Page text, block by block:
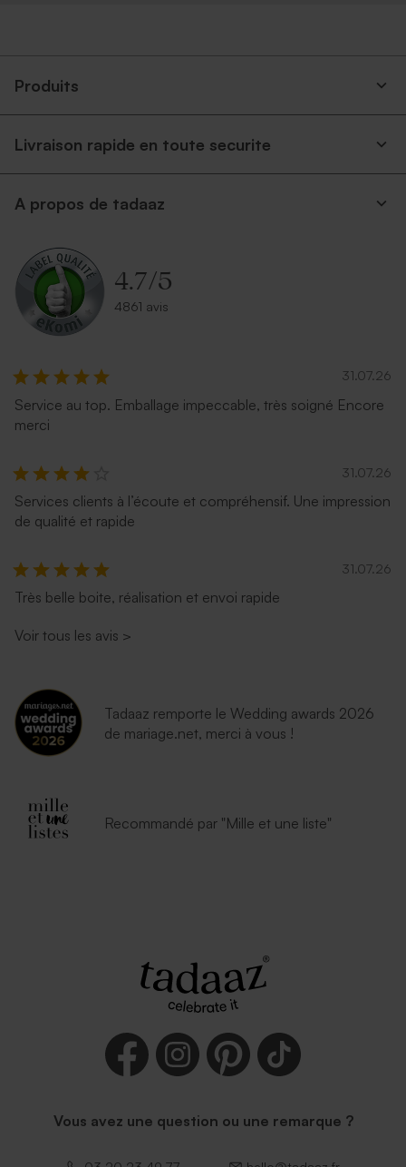
Produits
Livraison rapide en toute securite
A propos de tadaaz
4.7/5
4861 avis
31.07.26
Service au top. Emballage impeccable, très soigné Encore
merci
31.07.26
Services clients à l’écoute et compréhensif. Une impression
de qualité et rapide
31.07.26
Très belle boite, réalisation et envoi rapide
Voir tous les avis >
Tadaaz remporte le Wedding awards 2026
de mariage.net, merci à vous !
Recommandé par "Mille et une liste"
Vous avez une question ou une remarque ?